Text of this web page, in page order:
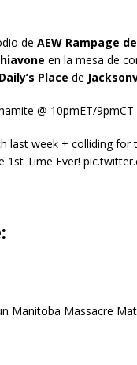
de AEW Rampage
en la mesa de
Daily’s Place de
@ 10pmET/
last week + colliding for
1st Time Ever!
Manitoba Massacre